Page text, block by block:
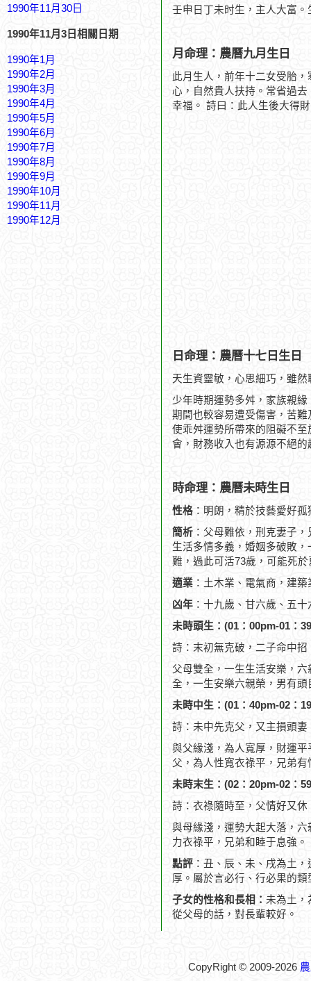
1990年11月30日
1990年11月3日相關日期
1990年1月
1990年2月
1990年3月
1990年4月
1990年5月
1990年6月
1990年7月
1990年8月
1990年9月
1990年10月
1990年11月
1990年12月
壬申日丁未时生，主人大富
月命理：農曆九月生日
此月生人，前年十二女受胎
心，自然貴人扶持。常省過
幸福。 詩曰：此人生後大得
日命理：農曆十七日生日
天生資靈敏，心思細巧，雖
少年時期運勢多舛，家族親
期間也較容易遭受傷害，苦
使乖舛運勢所帶來的阻礙不
會，財務收入也有源源不絕
時命理：農曆未時生日
性格 ：明朗，精於技藝愛好
簡析 ：父母難依，刑克妻子
生活多情多義，婚姻多破敗
難，過此可活73歲，可能死於
適業 ：土木業、電氣商，建
凶年 ：十九歲、甘六歲、五
未時頭生：(01：00pm-01：
詩：末初無克破，二子命中
父母雙全，一生生活安樂，
全，一生安樂六親榮，男有
未時中生：(01：40pm-02：
詩：未中先克父，又主損頭
與父緣淺，為人寬厚，財運
父，為人性寬衣祿平，兄弟
未時末生：(02：20pm-02：
詩：衣祿隨時至，父情好又
與母緣淺，運勢大起大落，
力衣祿平，兄弟和睦于息強。
點評 ：丑、辰、未、戌為土
厚。屬於言必行、行必果的
子女的性格和長相： 未為土，
從父母的話，對長輩較好。
CopyRight © 2009-2026